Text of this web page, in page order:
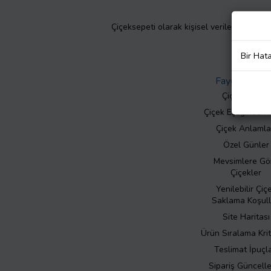
Çiçeksepeti olarak kişisel verilerinizin
Faydalı Bilgiler
Çiçek Bakımı
Çiçek Eşliğinde
Çiçek
Özel Günler
Mevsimlere
Çiçekler
Yenilebilir
Saklama
Site Haritası
Ürün Sıralama
Teslimat
Sipariş
Bir